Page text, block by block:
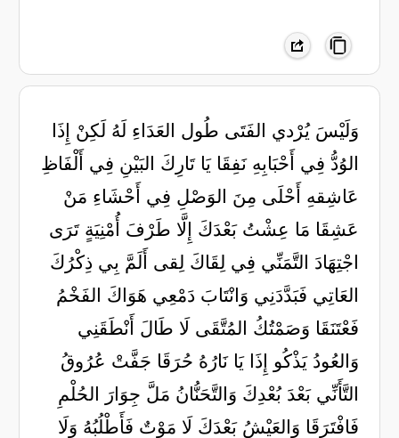
وَلَيْسَ يُرْدي الفَتَى طُول العَدَاءِ لَهُ لَكِنْ إِذَا
الوُدُّ فِي أَحْبَابِهِ نَفِقَا يَا تَارِكَ البَيْنِ فِي أَلْفَاظِ
عَاشِقهِ أَحْلَى مِنَ الوَصْلِ فِي أَحْشَاءِ مَنْ
عَشِقَا مَا عِشْتُ بَعْدَكَ إِلَّا طَرْفَ أُمْنِيَةٍ تَرَى
اجْتِهَادَ التَّمَنِّي فِي لِقَاكَ لِقى أَلَمَّ بِي ذِكْرُكَ
العَاتِي فَبَدَّدَنِي وَانْتَابَ دَمْعِي هَوَاكَ الفَخْمُ
فَعْتَنَقَا وَصَمْتُكُ المُتَّقَى لَا طَالَ أَنْطَقَنِي
وَالعُودُ يَذْكُو إِذَا يَا نَارُهُ حُرَقَا جَفَّتْ عُرُوقُ
التَّأَنِّي بَعْدَ بُعْدِكَ وَالتَّحَنُّانُ مَلَّ جِوَارَ الحُلْمِ
فَافْتَرَقَا وَالعَيْشُ بَعْدَكَ لَا مَوْتٌ فَأَطْلُبُهُ وَلَا